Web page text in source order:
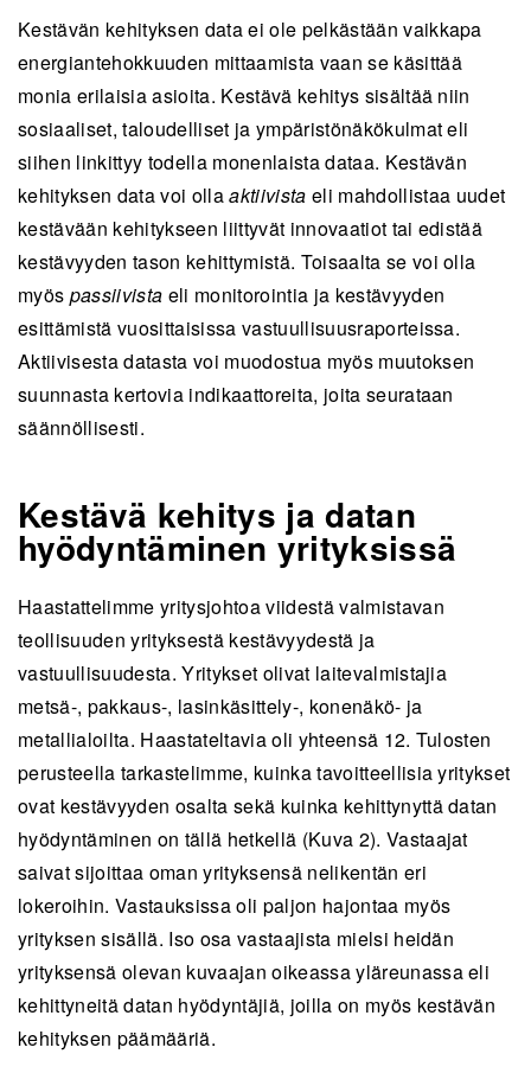
Kestävän kehityksen data ei ole pelkästään vaikkapa
energiantehokkuuden mittaamista vaan se käsittää
monia erilaisia asioita. Kestävä kehitys sisältää niin
sosiaaliset, taloudelliset ja ympäristönäkökulmat eli
siihen linkittyy todella monenlaista dataa. Kestävän
kehityksen data voi ollaaktiivista eli mahdollistaa uudet
kestävään kehitykseen liittyvät innovaatiot tai edistää
kestävyyden tason kehittymistä. Toisaalta se voi olla
myös passiivista eli monitorointia ja kestävyyden
esittämistä vuosittaisissa vastuullisuusraporteissa.
Aktiivisesta datasta voi muodostua myös muutoksen
suunnasta kertovia indikaattoreita, joita seurataan
säännöllisesti.
Kestävä kehitys ja datan
hyödyntäminen yrityksissä
Haastattelimme yritysjohtoa viidestä valmistavan
teollisuuden yrityksestä kestävyydestä ja
vastuullisuudesta. Yritykset olivat laitevalmistajia
metsä-, pakkaus-, lasinkäsittely-, konenäkö- ja
metallialoilta. Haastateltavia oli yhteensä 12. Tulosten
perusteella tarkastelimme, kuinka tavoitteellisia yritykset
ovat kestävyyden osalta sekä kuinka kehittynyttä datan
hyödyntäminen on tällä hetkellä (Kuva 2). Vastaajat
saivat sijoittaa oman yrityksensä nelikentän eri
lokeroihin. Vastauksissa oli paljon hajontaa myös
yrityksen sisällä. Iso osa vastaajista mielsi heidän
yrityksensä olevan kuvaajan oikeassa yläreunassa eli
kehittyneitä datan hyödyntäjiä, joilla on myös kestävän
kehityksen päämääriä.